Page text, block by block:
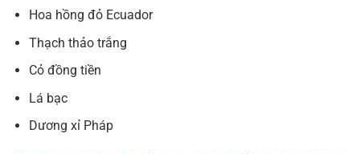
Hoa hồng đỏ Ecuador
Thạch thảo trắng
Cỏ đồng tiền
Lá bạc
Dương xỉ Pháp